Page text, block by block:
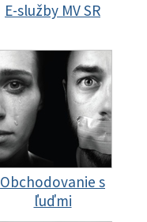
E-služby MV SR
Obchodovanie s
ľuďmi